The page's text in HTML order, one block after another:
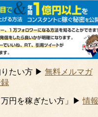
たい方 ▶ 無料メルマガ
録
円を稼ぎたい方」▶情報